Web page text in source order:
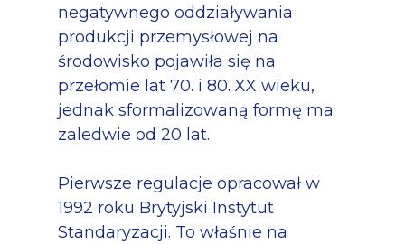
negatywnego oddziaływania
produkcji przemysłowej na
środowisko pojawiła się na
przełomie lat 70. i 80. XX wieku,
jednak sformalizowaną formę ma
zaledwie od 20 lat.
Pierwsze regulacje opracował w
1992 roku Brytyjski Instytut
Standaryzacji. To właśnie na